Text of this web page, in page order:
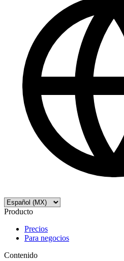
Producto
Precios
Para negocios
Contenido